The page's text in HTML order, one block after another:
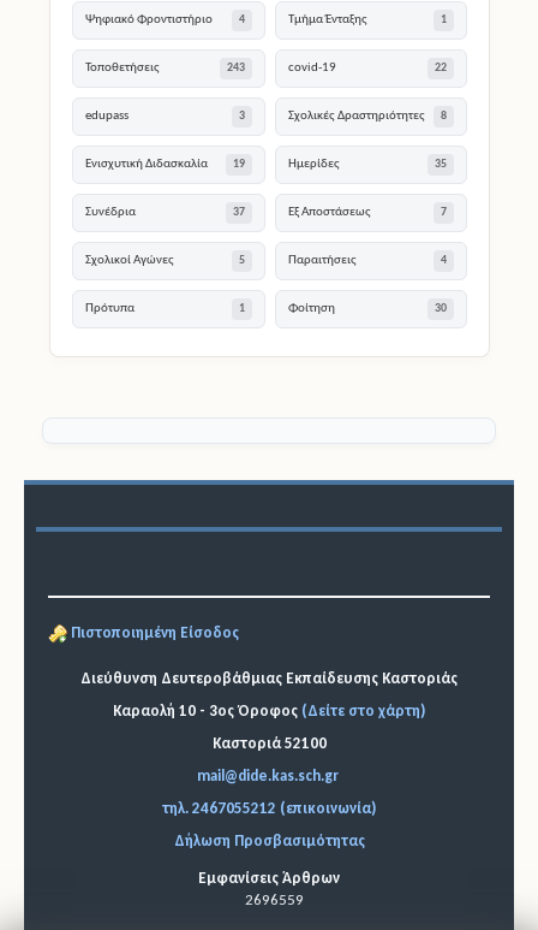
Ψηφιακό Φροντιστήριο 4 Τμήμα Ένταξης 1
Τοποθετήσεις 243 covid-19 22
edupass 3 Σχολικές Δραστηριότητες 8
Ενισχυτική Διδασκαλία 19 Ημερίδες 35
Συνέδρια 37 Εξ Αποστάσεως 7
Σχολικοί Αγώνες 5 Παραιτήσεις 4
Πρότυπα 1 Φοίτηση 30
Πιστοποιημένη Είσοδος
Διεύθυνση Δευτεροβάθμιας Εκπαίδευσης Καστοριάς
Καραολή 10 - 3ος Όροφος (Δείτε στο χάρτη)
Καστοριά 52100
mail@dide.kas.sch.gr
τηλ. 2467055212 (επικοινωνία)
Δήλωση Προσβασιμότητας
Εμφανίσεις Άρθρων
2696559